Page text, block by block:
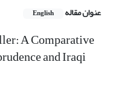
عنوان مقاله English
A Comparative
and Iraqi